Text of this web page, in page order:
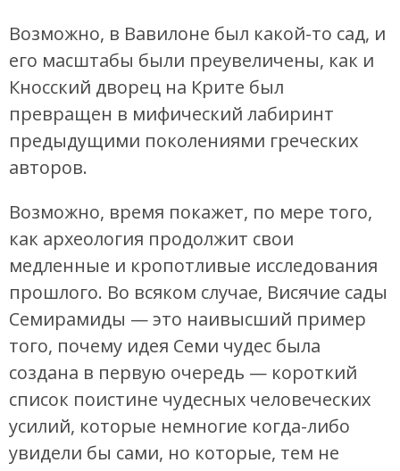
Возможно, в Вавилоне был какой-то сад, и
его масштабы были преувеличены, как и
Кносский дворец на Крите был
превращен в мифический лабиринт
предыдущими поколениями греческих
авторов.
Возможно, время покажет, по мере того,
как археология продолжит свои
медленные и кропотливые исследования
прошлого. Во всяком случае, Висячие сады
Семирамиды — это наивысший пример
того, почему идея Семи чудес была
создана в первую очередь — короткий
список поистине чудесных человеческих
усилий, которые немногие когда-либо
увидели бы сами, но которые, тем не